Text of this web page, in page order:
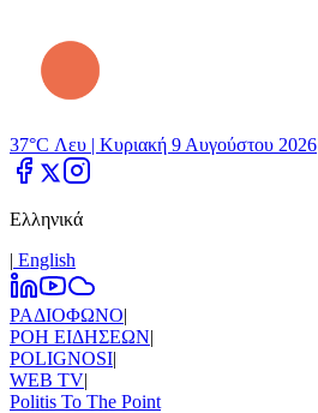
37°C Λευ | Κυριακή 9 Αυγούστου 2026
Ελληνικά
| Εnglish
ΡΑΔΙΟΦΩΝΟ|
ΡΟΗ ΕΙΔΗΣΕΩΝ|
POLIGNOSI|
WEB TV|
Politis To The Point